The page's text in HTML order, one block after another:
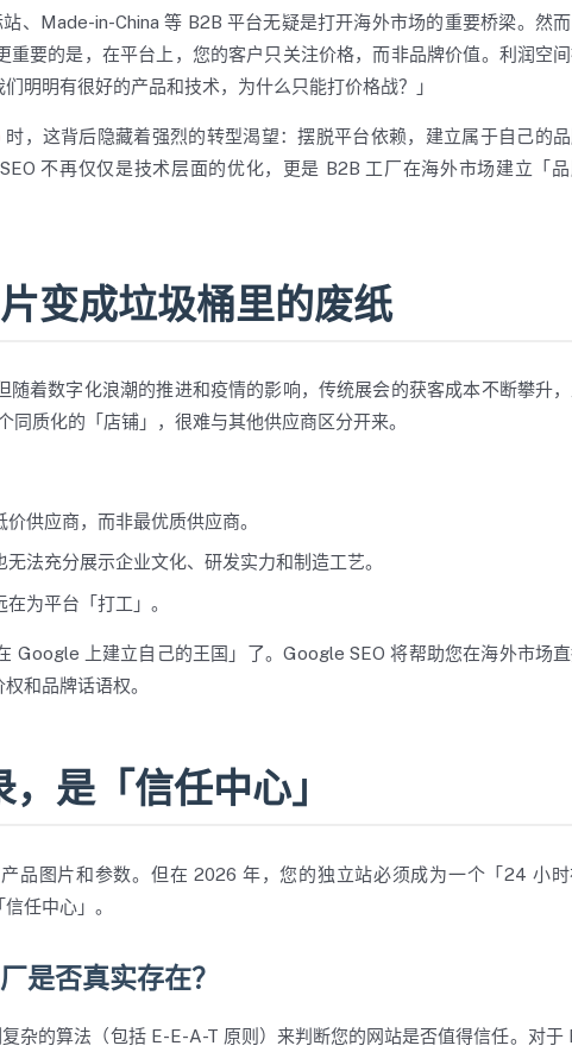
、Made-in-China 等 B2B 平台无疑是打开海外市场的重要桥梁。然
要的是，在平台上，您的客户只关注价格，而非品牌价值。利润空
明明有很好的产品和技术，为什么只能打价格战？」
时，这背后隐藏着强烈的转型渴望：摆脱平台依赖，建立属于自己的
不再仅仅是技术层面的优化，更是 B2B 工厂在海外市场建立「
变成垃圾桶里的废纸
着数字化浪潮的推进和疫情的影响，传统展会的获客成本不断攀升
质化的「店铺」，很难与其他供应商区分开来。
供应商，而非最优质供应商。
法充分展示企业文化、研发实力和制造工艺。
为平台「打工」。
Google 上建立自己的王国」了。Google SEO 将帮助您在海外市场
和品牌话语权。
是「信任中心」
品图片和参数。但在 2026 年，您的独立站必须成为一个「24 小
任中心」。
是否真实存在？
杂的算法（包括 E-E-A-T 原则）来判断您的网站是否值得信任。对于